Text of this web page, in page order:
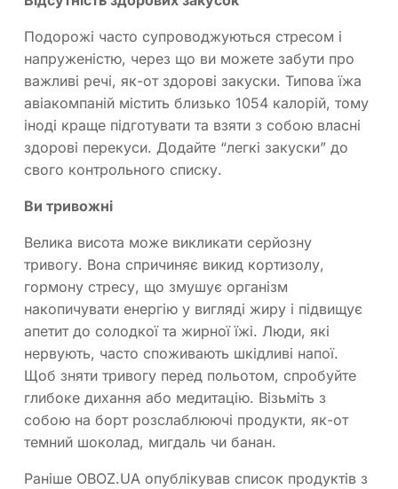
Подорожі часто супроводжуються стресом і
напруженістю, через що ви можете забути про
важливі речі, як-от здорові закуски. Типова їжа
авіакомпаній містить близько 1054 калорій, тому
іноді краще підготувати та взяти з собою власні
здорові перекуси. Додайте “легкі закуски” до
свого контрольного списку.
Ви тривожні
Велика висота може викликати серйозну
тривогу. Вона спричиняє викид кортизолу,
гормону стресу, що змушує організм
накопичувати енергію у вигляді жиру і підвищує
апетит до солодкої та жирної їжі. Люди, які
нервують, часто споживають шкідливі напої.
Щоб зняти тривогу перед польотом, спробуйте
глибоке дихання або медитацію. Візьміть з
собою на борт розслаблюючі продукти, як-от
темний шоколад, мигдаль чи банан.
Раніше OBOZ.UA опублікував список продуктів з